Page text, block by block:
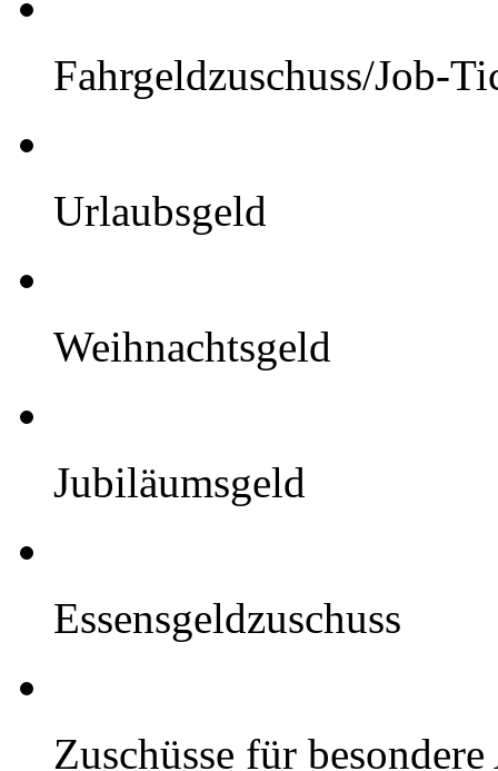
Fahrgeldzuschuss/Job-
Urlaubsgeld
Weihnachtsgeld
Jubiläumsgeld
Essensgeldzuschuss
Zuschüsse für besondere